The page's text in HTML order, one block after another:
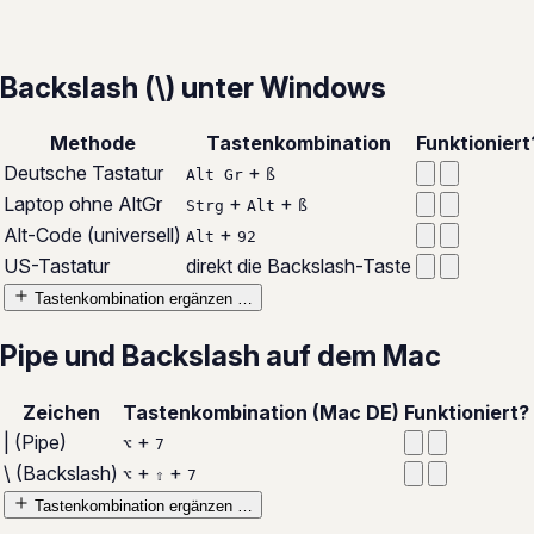
Backslash (\) unter Windows
Methode Tastenkombination
Deutsche Tastatur
Alt Gr + ß
Laptop ohne AltGr Strg + Alt + ß
Alt-Code (universell) Alt + 92
US-Tastatur direkt die Backslash-Taste
Tastenkombination ergänzen …
Pipe und Backslash auf dem Mac
Zeichen Tastenkombination (Mac DE) Funktioniert?
| (Pipe)
⌥ + 7
\ (Backslash) ⌥ + ⇧ + 7
Tastenkombination ergänzen …